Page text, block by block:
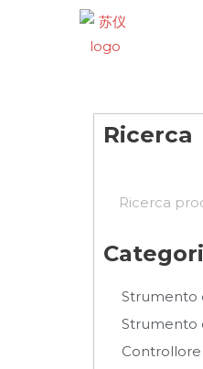
Ricerca
Strumento
Strumento
Controllore